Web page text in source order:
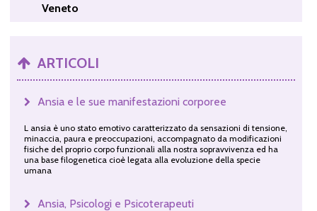
Veneto
ARTICOLI
Ansia e le sue manifestazioni corporee
L ansia è uno stato emotivo caratterizzato da sensazioni di tensione,
minaccia, paura e preoccupazioni, accompagnato da modificazioni
fisiche del proprio corpo funzionali alla nostra sopravvivenza ed ha
una base filogenetica cioè legata alla evoluzione della specie
umana
Ansia, Psicologi e Psicoterapeuti